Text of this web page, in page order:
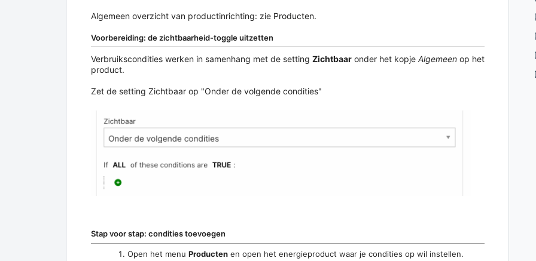
Algemeen overzicht van productinrichting: zie Producten.
Voorbereiding: de zichtbaarheid-toggle uitzetten
Verbruikscondities werken in samenhang met de setting Zichtbaar onder het kopje Algemeen op het
product.
Zet de setting Zichtbaar op "Onder de volgende condities"
Stap voor stap: condities toevoegen
Open het menu Producten en open het energieproduct waar je condities op wil instellen.